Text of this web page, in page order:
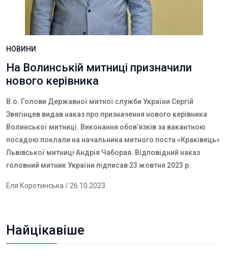
НОВИНИ
На Волинській митниці призначили
нового керівника
В.о. Голови Державної митної служби України Сергій
Звягінцев видав наказ про призначення нового керівника
Волинської митниці. Виконання обов’язків за вакантною
посадою поклали на начальника митного поста «Краківець»
Львівської митниці Андрія Чаборая. Відповідний наказ
головний митник України підписав 23 жовтня 2023 р.
Еля Коротинська / 26.10.2023
Найцікавіше